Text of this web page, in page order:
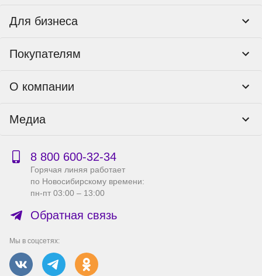
Для бизнеса
Тендеры и гос закупки
Покупателям
Пункты выдачи
Доставка
Гарантия и возврат
Бонусная программа
Сервисный центр
Справка по работе с e2e4 ID
О компании
Реквизиты
Публичная оферта
Правила продажи на сайте
Производители
Вакансии
Медиа
Новости
Акции
8 800 600‑32‑34
Горячая линяя работает
по Новосибирскому времени:
пн-пт 03:00 – 13:00
Обратная связь
Мы в соцсетях: